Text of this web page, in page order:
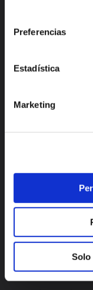
Preferencias
Estadística
Marketing
Solo
Alicante
About DAAS Suite
Blog